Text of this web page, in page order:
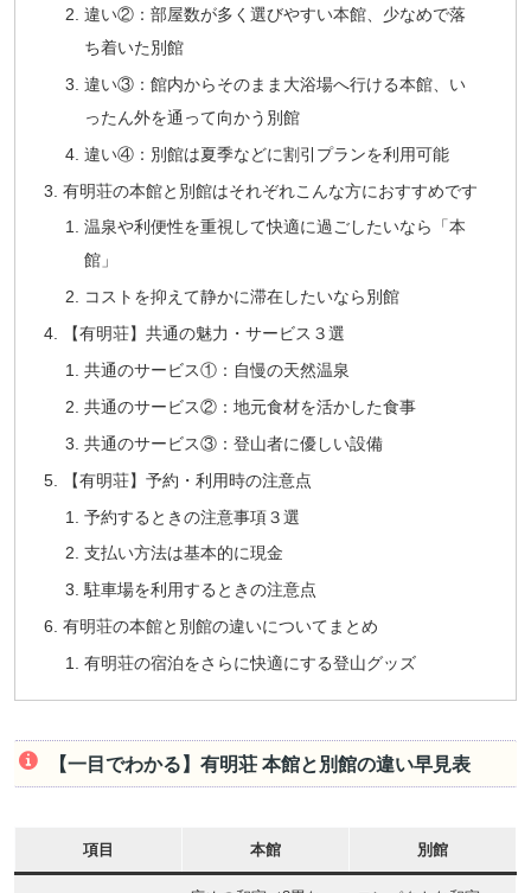
違い②：部屋数が多く選びやすい本館、少なめで落
ち着いた別館
違い③：館内からそのまま大浴場へ行ける本館、い
ったん外を通って向かう別館
違い④：別館は夏季などに割引プランを利用可能
有明荘の本館と別館はそれぞれこんな方におすすめです
温泉や利便性を重視して快適に過ごしたいなら「本
館」
コストを抑えて静かに滞在したいなら別館
【有明荘】共通の魅力・サービス３選
共通のサービス①：自慢の天然温泉
共通のサービス②：地元食材を活かした食事
共通のサービス③：登山者に優しい設備
【有明荘】予約・利用時の注意点
予約するときの注意事項３選
支払い方法は基本的に現金
駐車場を利用するときの注意点
有明荘の本館と別館の違いについてまとめ
有明荘の宿泊をさらに快適にする登山グッズ
【一目でわかる】有明荘 本館と別館の違い早見表
項目 本館 別館